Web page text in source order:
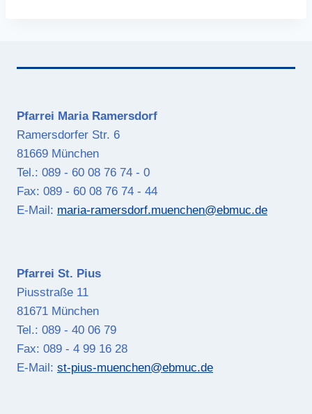
Pfarrei Maria Ramersdorf
Ramersdorfer Str. 6
81669 München
Tel.: 089 - 60 08 76 74 - 0
Fax: 089 - 60 08 76 74 - 44
E-Mail: maria-ramersdorf.muenchen@ebmuc.de
Pfarrei St. Pius
Piusstraße 11
81671 München
Tel.: 089 - 40 06 79
Fax: 089 - 4 99 16 28
E-Mail: st-pius-muenchen@ebmuc.de